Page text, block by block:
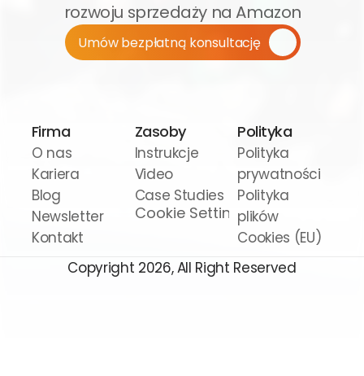
rozwoju sprzedaży na Amazon
Umów bezpłatną konsultację
Firma
O nas
Kariera
Blog
Newsletter
Kontakt
Zasoby
Instrukcje
Video
Case Studies
Cookie Settings
Polityka
Polityka
prywatności
Polityka
plików
Cookies (EU)
Copyright 2026, All Right Reserved